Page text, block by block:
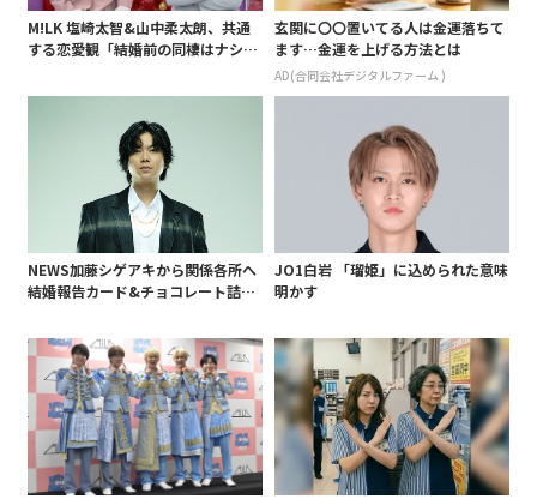
M!LK 塩崎太智&山中柔太朗、共通
する恋愛観「結婚前の同棲はナシ」
玄関に〇〇置いてる人は金運落ちて
ます…金運を上げる方法とは
AD(合同会社デジタルファーム )
NEWS加藤シゲアキから関係各所へ
結婚報告カード&チョコレート詰め
も添えて
JO1白岩 「瑠姫」に込められた意味
明かす